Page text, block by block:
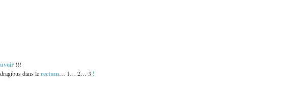
!!!
dans lerectum… 1… 2… 3 !